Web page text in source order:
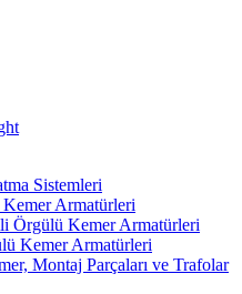
Sistemleri
Armatürleri
Örgülü Kemer Armatürleri
Kemer Armatürleri
Montaj Parçaları ve Trafolar